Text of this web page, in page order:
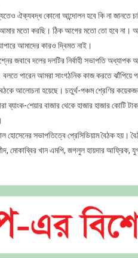
ঐক্যবদ্ধ কোনো আন্দোলন হবে কি না জানতে
মতো করছি। ঠিক আগের মতো তো হবে না।
আমাদের কারও দ্বিমত নাই।
জবাবে দলের দলটির নির্বাহী সভাপতি
পারেন আমরা সাংগঠনিক কাজ করতে ঝাঁপিয়ে
বৈঠকে আলোচনা হয়েছে। চতুর্থ-পঞ্চম শ্রেণির
শেয়ার বাজার থেকে হাজার হাজার কোটি
সভাপতিত্বে প্রেসিডিয়াম বৈঠক হয়।
মোকাব্বির খান এমপি, জগলুল হায়দার